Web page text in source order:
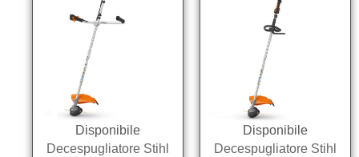
Disponibile
Decespugliatore Stihl
Disponibile
Decespugliatore Stihl